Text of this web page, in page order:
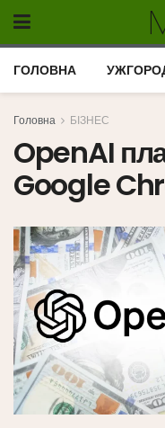
ГОЛОВНА
Головна БІЗНЕС
OpenAI
Google